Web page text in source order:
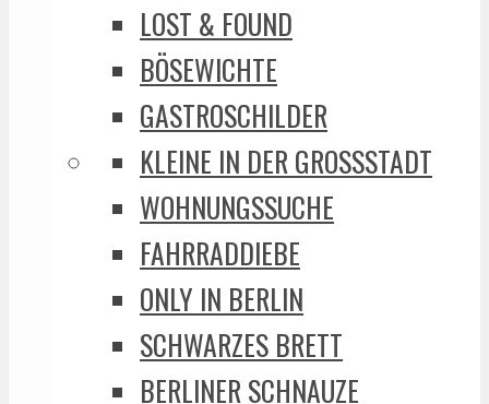
LOST & FOUND
BÖSEWICHTE
GASTROSCHILDER
KLEINE IN DER GROSSSTADT
WOHNUNGSSUCHE
FAHRRADDIEBE
ONLY IN BERLIN
SCHWARZES BRETT
BERLINER SCHNAUZE